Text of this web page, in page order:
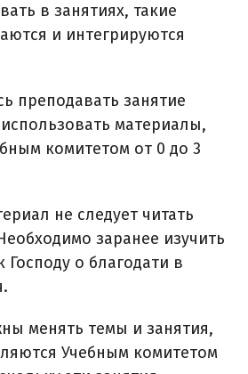
в занятиях, такие
и интегрируются
преподавать занятие
материалы,
комитетом от 0 до 3
не следует читать
заранее изучить
Господу о благодати в
менять темы и занятия,
Учебным комитетом